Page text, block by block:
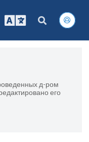
д-ром
его